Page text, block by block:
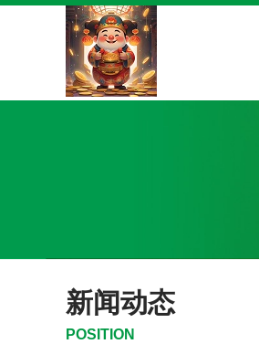
新闻动态
POSITION